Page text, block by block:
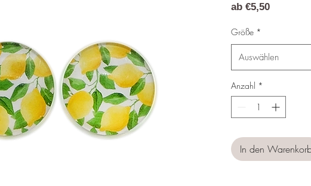
ab €5,50Sale-
Größe *
Auswählen
Anzahl *
In den